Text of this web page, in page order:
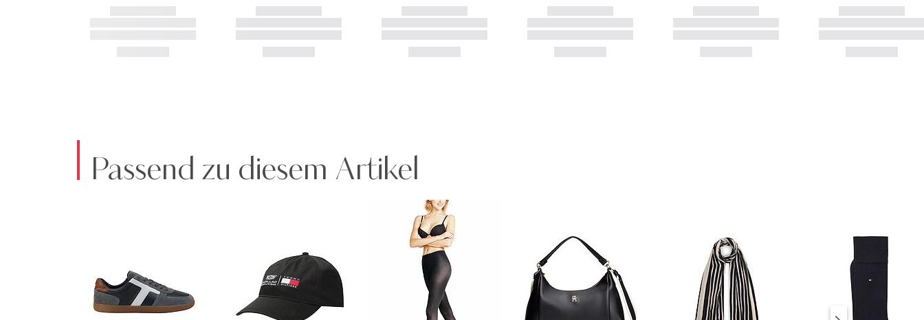
Passend zu diesem Artikel